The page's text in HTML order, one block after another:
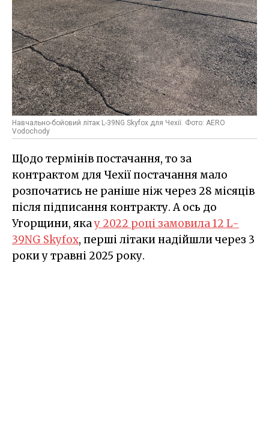
Навчально-бойовий літак L-39NG Skyfox для Чехії. Фото: AERO
Vodochody
Щодо термінів постачання, то за
контрактом для Чехії постачання мало
розпочатись не раніше ніж через 28 місяців
після підписання контракту. А ось до
Угорщини, якау 2022 році замовила 12 L-
39NG Skyfox, перші літаки надійшли через 3
роки у травні 2025 року.